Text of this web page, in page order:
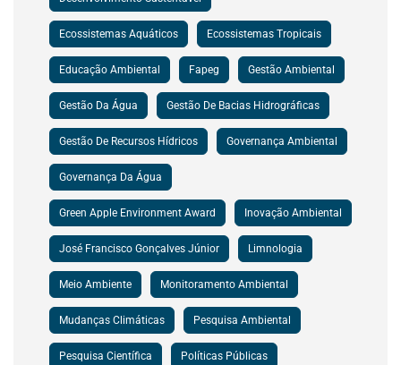
Ecossistemas Aquáticos Ecossistemas Tropicais
Educação Ambiental Fapeg Gestão Ambiental
Gestão Da Água Gestão De Bacias Hidrográficas
Gestão De Recursos Hídricos Governança Ambiental
Governança Da Água
Green Apple Environment Award Inovação Ambiental
José Francisco Gonçalves Júnior Limnologia
Meio Ambiente Monitoramento Ambiental
Mudanças Climáticas Pesquisa Ambiental
Pesquisa Científica Políticas Públicas